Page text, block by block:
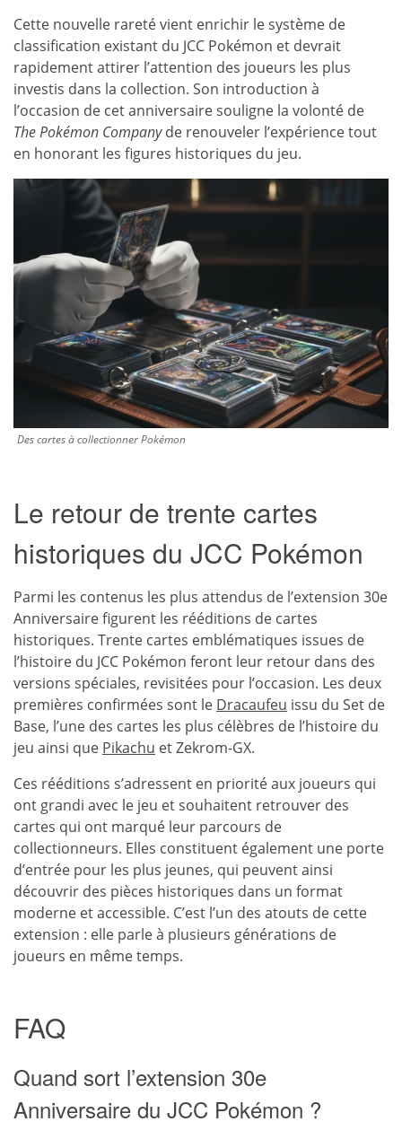
Cette nouvelle rareté vient enrichir le système de
classification existant du JCC Pokémon et devrait
rapidement attirer l’attention des joueurs les plus
investis dans la collection. Son introduction à
l’occasion de cet anniversaire souligne la volonté de
The Pokémon Companyde renouveler l’expérience tout
en honorant les figures historiques du jeu.
Des cartes à collectionner Pokémon
Le retour de trente cartes
historiques du JCC Pokémon
Parmi les contenus les plus attendus de l’extension 30e
Anniversaire figurent les rééditions de cartes
historiques. Trente cartes emblématiques issues de
l’histoire du JCC Pokémon feront leur retour dans des
versions spéciales, revisitées pour l’occasion. Les deux
premières confirmées sont le Dracaufeu issu du Set de
Base, l’une des cartes les plus célèbres de l’histoire du
jeu ainsi que Pikachu et Zekrom-GX.
Ces rééditions s’adressent en priorité aux joueurs qui
ont grandi avec le jeu et souhaitent retrouver des
cartes qui ont marqué leur parcours de
collectionneurs. Elles constituent également une porte
d’entrée pour les plus jeunes, qui peuvent ainsi
découvrir des pièces historiques dans un format
moderne et accessible. C’est l’un des atouts de cette
extension : elle parle à plusieurs générations de
joueurs en même temps.
FAQ
Quand sort l’extension 30e
Anniversaire du JCC Pokémon ?